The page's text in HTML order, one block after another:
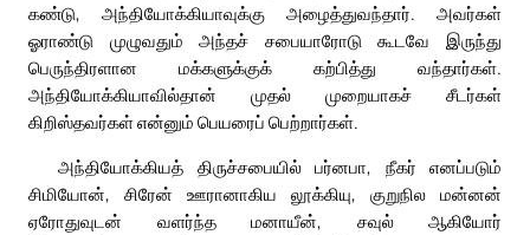
கண்டு, அந்தியோக்கியாவுக்கு அழைத்துவந்தார். அவர்கள்
ஓராண்டு முழுவதும் அந்தச் சபையாரோடு கூடவே இருந்து
பெருந்திரளான மக்களுக்குக் கற்பித்து வந்தார்கள்.
அந்தியோக்கியாவில்தான் முதல் முறையாகச் சீடர்கள்
கிறிஸ்தவர்கள் என்னும் பெயரைப் பெற்றார்கள்.
அந்தியோக்கியத் திருச்சபையில் பர்னபா, நீகர் எனப்படும்
சிமியோன், சிரேன் ஊரானாகிய லூக்கியு, குறுநில மன்னன்
ஏரோதுவுடன் வளர்ந்த மனாயீன், சவுல் ஆகியோர்